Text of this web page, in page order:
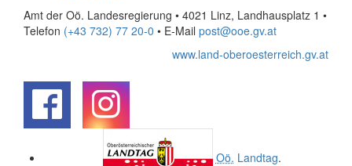
Amt der Oö. Landesregierung • 4021 Linz, Landhausplatz 1 •
Telefon (+43 732) 77 20-0 • E-Mail post@ooe.gv.at
www.land-oberoesterreich.gv.at
Oö. Landtag.